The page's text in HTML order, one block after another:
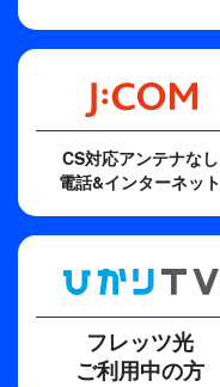
CS対応アンテナなし
電話&インターネット
フレッツ光
ご利用中の方